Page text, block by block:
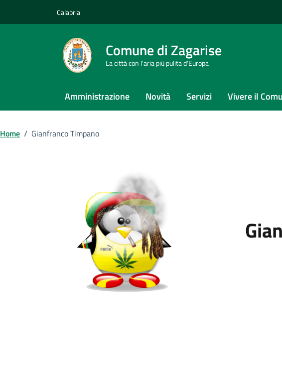
Calabria
Comune di Zagarise
La città con l'aria più pulita d'Europa
Amministrazione Novità Servizi Vivere il
Home / Gianfranco Timpano